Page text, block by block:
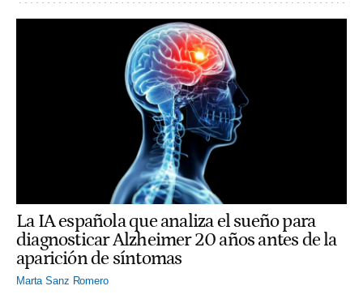
La IA española que analiza el sueño para
diagnosticar Alzheimer 20 años antes de la
aparición de síntomas
Marta Sanz Romero